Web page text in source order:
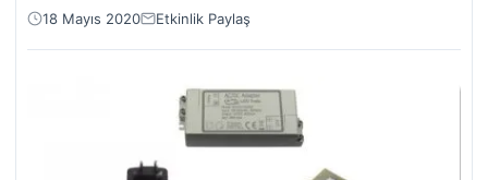
18 Mayıs 2020 Etkinlik Paylaş